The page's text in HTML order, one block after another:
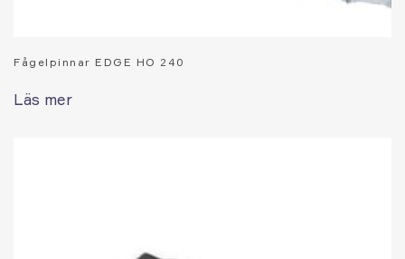
Fågelpinnar EDGE HO 240
Läs mer